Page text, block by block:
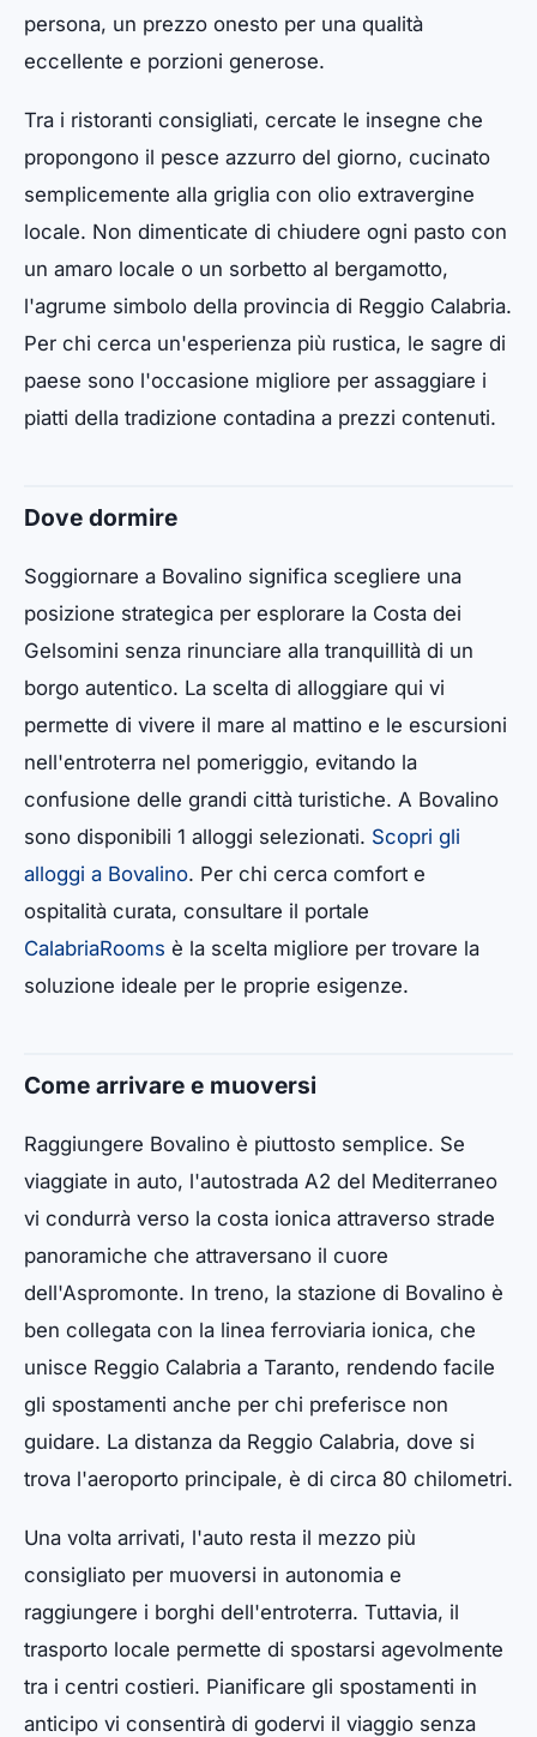
persona, un prezzo onesto per una qualità
eccellente e porzioni generose.
Tra i ristoranti consigliati, cercate le insegne che
propongono il pesce azzurro del giorno, cucinato
semplicemente alla griglia con olio extravergine
locale. Non dimenticate di chiudere ogni pasto con
un amaro locale o un sorbetto al bergamotto,
l'agrume simbolo della provincia di Reggio Calabria.
Per chi cerca un'esperienza più rustica, le sagre di
paese sono l'occasione migliore per assaggiare i
piatti della tradizione contadina a prezzi contenuti.
Dove dormire
Soggiornare a Bovalino significa scegliere una
posizione strategica per esplorare la Costa dei
Gelsomini senza rinunciare alla tranquillità di un
borgo autentico. La scelta di alloggiare qui vi
permette di vivere il mare al mattino e le escursioni
nell'entroterra nel pomeriggio, evitando la
confusione delle grandi città turistiche. A Bovalino
sono disponibili 1 alloggi selezionati. Scopri gli
alloggi a Bovalino. Per chi cerca comfort e
ospitalità curata, consultare il portale
CalabriaRooms è la scelta migliore per trovare la
soluzione ideale per le proprie esigenze.
Come arrivare e muoversi
Raggiungere Bovalino è piuttosto semplice. Se
viaggiate in auto, l'autostrada A2 del Mediterraneo
vi condurrà verso la costa ionica attraverso strade
panoramiche che attraversano il cuore
dell'Aspromonte. In treno, la stazione di Bovalino è
ben collegata con la linea ferroviaria ionica, che
unisce Reggio Calabria a Taranto, rendendo facile
gli spostamenti anche per chi preferisce non
guidare. La distanza da Reggio Calabria, dove si
trova l'aeroporto principale, è di circa 80 chilometri.
Una volta arrivati, l'auto resta il mezzo più
consigliato per muoversi in autonomia e
raggiungere i borghi dell'entroterra. Tuttavia, il
trasporto locale permette di spostarsi agevolmente
tra i centri costieri. Pianificare gli spostamenti in
anticipo vi consentirà di godervi il viaggio senza